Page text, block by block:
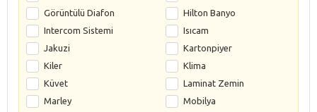
Görüntülü Diafon
Hilton Banyo
Intercom Sistemi
Isıcam
Jakuzi
Kartonpiyer
Kiler
Klima
Küvet
Laminat Zemin
Marley
Mobilya